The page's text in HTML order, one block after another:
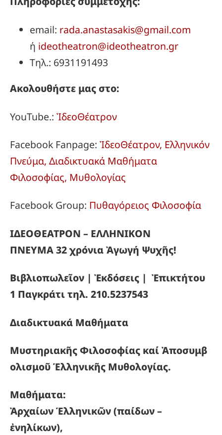
email: rada.anastasakis@gmail.com
ή ideotheatron@ideotheatron.gr
Τηλ.: 6931191493
Ακολουθήστε μας στο:
YouTube.: ἸδεοΘέατρον
Facebook Fanpage: ἸδεοΘέατρον, Ελληνικόν
Πνεύμα, Διαδικτυακά Μαθήματα
Φιλοσοφίας, Μυθολογίας
Facebook Group: Πυθαγόρειος Φιλοσοφία
ΙΔΕΟΘΕΑΤΡΟΝ – ΕΛΛΗΝΙΚΟΝ
ΠΝΕΥΜΑ32χρόνιαἈγωγή Ψυχῆς!
Βιβλιοπωλεῖον | Ἐκδόσεις | Ἐπικτήτου
1 Παγκράτι τηλ. 210.5237543
Διαδικτυακά Μαθήματα
Μυστηριακῆς Φιλοσοφίας καί Ἀποσυμβ
ολισμοῦ Ἑλληνικῆς Μυθολογίας.
Μαθήματα:
Ἀρχαίων Ἑλληνικῶν (παίδων –
ἐνηλίκων),